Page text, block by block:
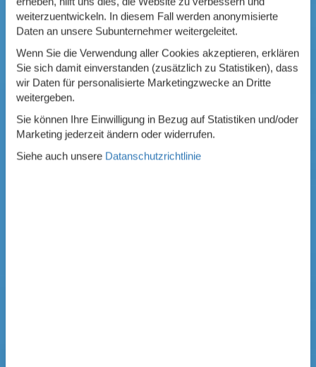
weiterzuentwickeln. In diesem Fall werden anonymisierte
Daten an unsere Subunternehmer weitergeleitet.
Wenn Sie die Verwendung aller Cookies akzeptieren, erklären
Sie sich damit einverstanden (zusätzlich zu Statistiken), dass
wir Daten für personalisierte Marketingzwecke an Dritte
weitergeben.
Sie können Ihre Einwilligung in Bezug auf Statistiken und/oder
Marketing jederzeit ändern oder widerrufen.
Siehe auch unsere Datanschutzrichtlinie